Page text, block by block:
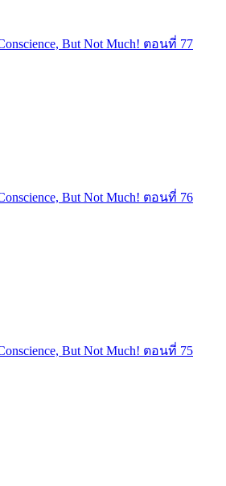
But Not Much! ตอนที่ 77
But Not Much! ตอนที่ 76
But Not Much! ตอนที่ 75